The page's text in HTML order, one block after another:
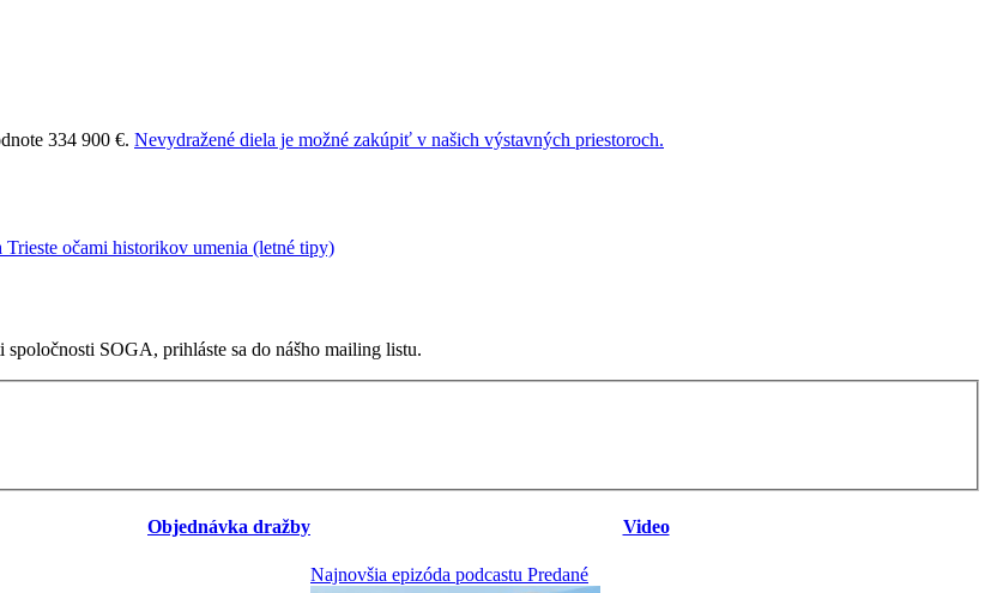
334 900 €. Nevydražené diela je možné zakúpiť v našich výstavných priestoroch.
SOGA, prihláste sa do nášho mailing listu.
Objednávka dražby Video
Najnovšia epizóda podcastu Predané